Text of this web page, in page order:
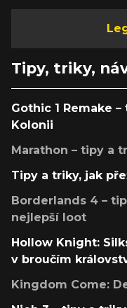
Tipy, triky,
Gothic 1 Remake
Kolonii
Marathon – tipy a
Tipy a triky, jak
Borderlands 4 –
nejlepší loot
Hollow Knight:
v broučím
Kingdom Come: